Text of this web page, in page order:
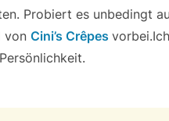
Probiert es unbedingt
von Cini’s Crêpes